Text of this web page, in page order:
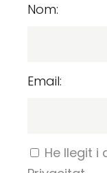
Nom:
Email:
He llegit i